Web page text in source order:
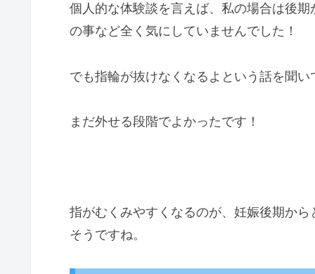
個人的な体験談を言えば、私の場合は後
の事など全く気にしていませんでした！
でも指輪が抜けなくなるよという話を聞
まだ外せる段階でよかったです！
指がむくみやすくなるのが、妊娠後期か
そうですね。